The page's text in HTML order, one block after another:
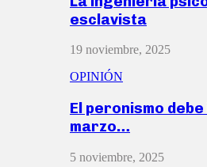
esclavista
19 noviembre, 2025
OPINIÓN
El peronismo
marzo…
5 noviembre, 2025